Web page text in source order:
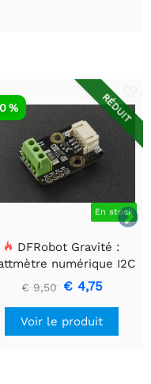

RÉDUIT
En stock
%
DFRobot Gravité :
numérique I2C
€ 9,50 € 4,75
Voir le produit